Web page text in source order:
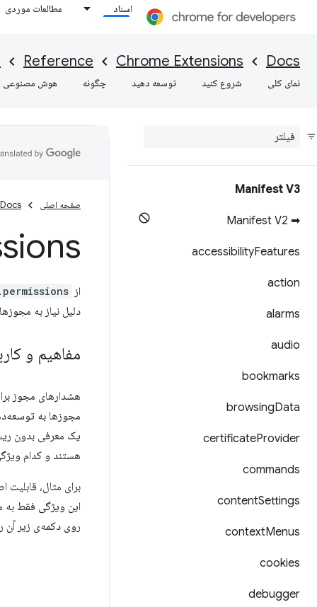
اسناد مطالعات موردی
Docs
Chrome Extensions
Reference
نمای کلی شروع کنید توسعه دهید چگونه هوش مصنوعی
Manifest V3
➡ Manifest V2
accessibilityFeatures
action
alarms
audio
bookmarks
browsingData
certificateProvider
commands
contentSettings
contextMenus
cookies
debugger
صفحه اصلی Docs
از API
دلیل نیاز به
مفاهیم و
مجوزها به
یک معرفی بدون
هستند و کدام
برای مثال، قابلیت
این ویژگی فقط به
روی دکمه‌ی زیر آن